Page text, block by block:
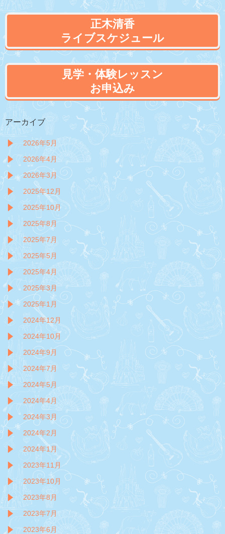
正木清香
ライブスケジュール
見学・体験レッスン
お申込み
アーカイブ
2026年5月
2026年4月
2026年3月
2025年12月
2025年10月
2025年8月
2025年7月
2025年5月
2025年4月
2025年3月
2025年1月
2024年12月
2024年10月
2024年9月
2024年7月
2024年5月
2024年4月
2024年3月
2024年2月
2024年1月
2023年11月
2023年10月
2023年8月
2023年7月
2023年6月